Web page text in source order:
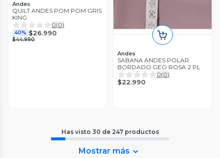
Andes
QUILT ANDES POM POM GRIS
KING
0(0)
40% $26.990
$44.990
Andes
SABANA ANDES POLAR
BORDADO GEO ROSA 2 PL
0(0)
$22.990
Has visto 30 de 247 productos
Mostrar más